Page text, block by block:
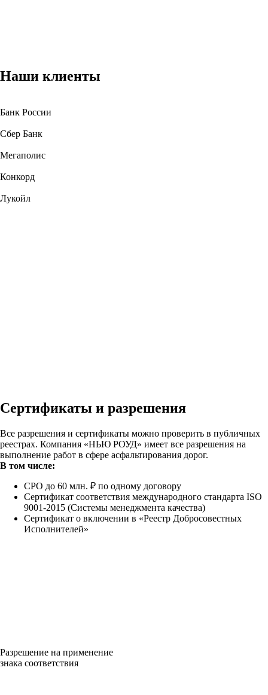
Наши клиенты
Банк России
Сбер Банк
Мегаполис
Конкорд
Лукойл
Сертификаты и разрешения
Все разрешения и сертификаты можно проверить в публичных
реестрах. Компания «НЬЮ РОУД» имеет все разрешения на
выполнение работ в сфере асфальтирования дорог.
В том числе:
СРО до 60 млн. ₽ по одному договору
Сертификат соответствия международного стандарта ISO
9001-2015 (Системы менеджмента качества)
Сертификат о включении в «Реестр Добросовестных
Исполнителей»
Разрешение на применение
знака соответствия